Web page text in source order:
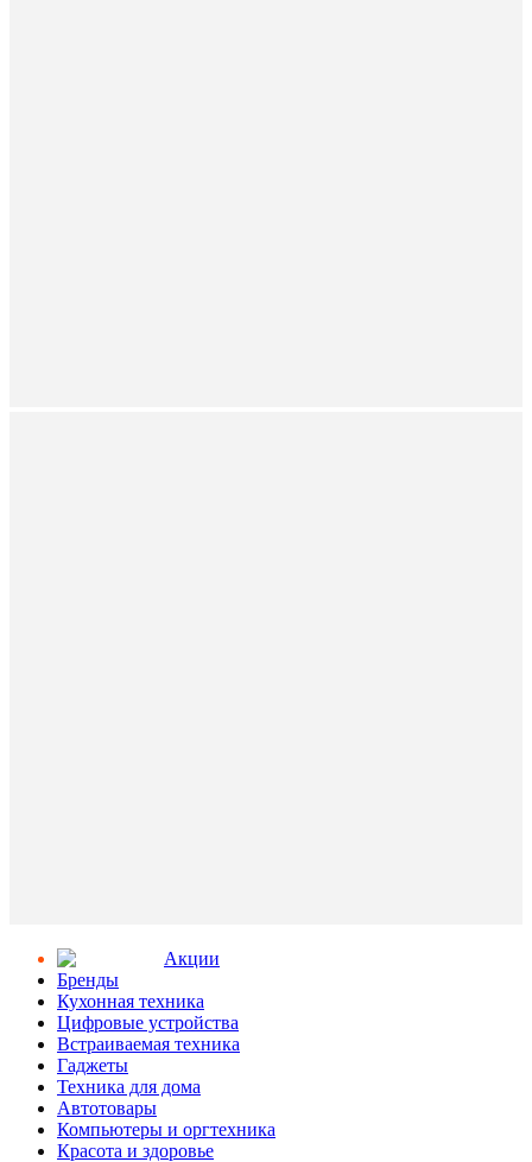
Aкции
Бренды
Кухонная техника
Цифровые устройства
Встраиваемая техника
Гаджеты
Техника для дома
Автотовары
Компьютеры и оргтехника
Красота и здоровье